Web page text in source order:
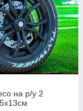
на р/у 2